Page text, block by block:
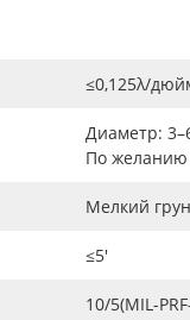
≤0,125λ/
Диаметр:
По желанию
Мелкий
≤5′
10/5(MIL-